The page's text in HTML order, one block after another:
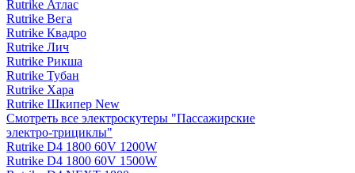
Rutrike Атлас
Rutrike Вега
Rutrike Квадро
Rutrike Лич
Rutrike Рикша
Rutrike Тубан
Rutrike Хара
Rutrike Шкипер New
Смотреть все электро­скутеры "Пассажирские
электро‑трициклы"
Rutrike D4 1800 60V 1200W
Rutrike D4 1800 60V 1500W